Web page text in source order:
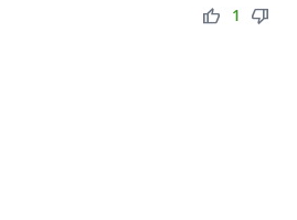
thumb_up thumb_down
1